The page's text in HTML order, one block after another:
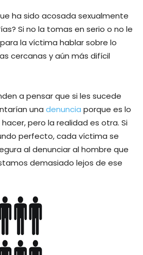
ha sido acosada sexualmente
Si no la tomas en serio o no le
la víctima hablar sobre lo
cercanas y aún más difícil
a pensar que si les sucede
una denuncia porque es lo
pero la realidad es otra. Si
perfecto, cada víctima se
al denunciar al hombre que
demasiado lejos de ese